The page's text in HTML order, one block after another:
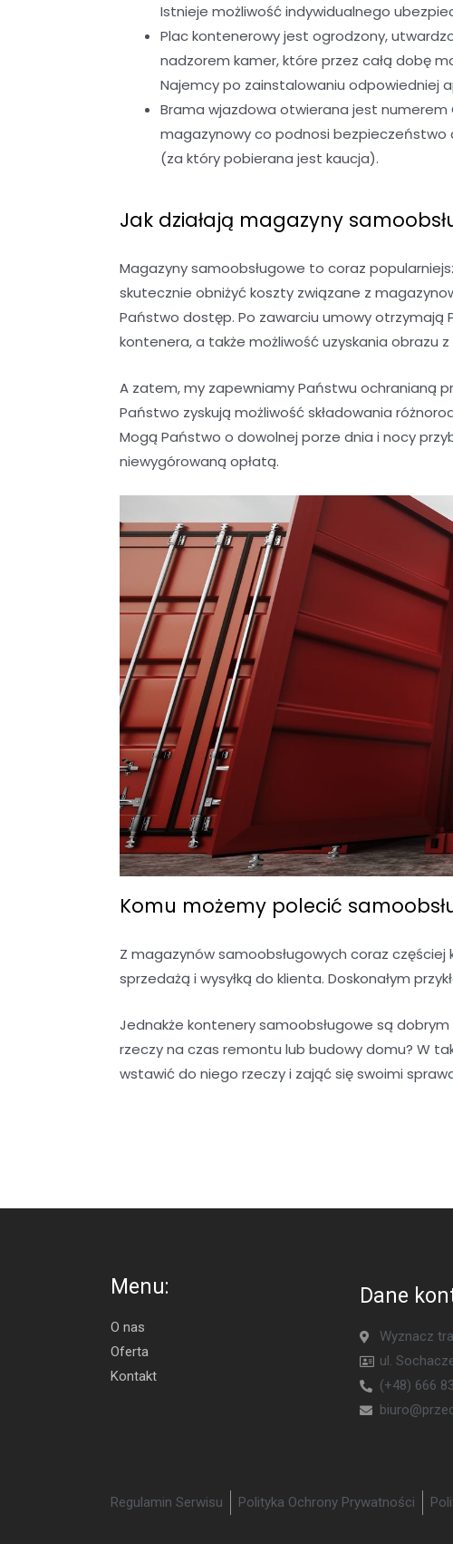
Istnieje możliwość indywidualnego
Plac kontenerowy jest ogrodzony,
nadzorem kamer, które przez całą dobę
Najemcy po zainstalowaniu odpowiedniej
Brama wjazdowa otwierana jest numerem
magazynowy co podnosi bezpieczeństwo
(za który pobierana jest kaucja).
Jak działają magazyny
Magazyny samoobsługowe to coraz
skutecznie obniżyć koszty związane z
Państwo dostęp. Po zawarciu umowy
kontenera, a także możliwość uzyskania obrazu
A zatem, my zapewniamy Państwu ochranianą
Państwo zyskują możliwość składowania
Mogą Państwo o dowolnej porze dnia i nocy
niewygórowaną opłatą.
Komu możemy polecić
Z magazynów samoobsługowych coraz
sprzedażą i wysyłką do klienta. Doskonałym
Jednakże kontenery samoobsługowe są
rzeczy na czas remontu lub budowy domu? W
wstawić do niego rzeczy i zająć się swoimi
Menu:
O nas
Oferta
Kontakt
Dane
Wyznacz
ul.
(+48) 666
Regulamin Serwisu Polityka Ochrony Prywatności